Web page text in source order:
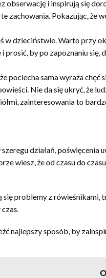
i inspirują się
zachowania. Pokazując, że
w dzieciństwie. Warto przy
by po zapoznaniu się,
pociecha sama wyraża chęć
Nie da się ukryć, że
zainteresowania to
działań, poświęcenia
wiesz, że od czasu do
problemy z
najlepszy sposób, by